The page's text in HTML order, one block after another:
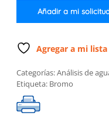
Añadir a mi
Agregar a mi lista
Categorías:Análisis de
Etiqueta: Bromo